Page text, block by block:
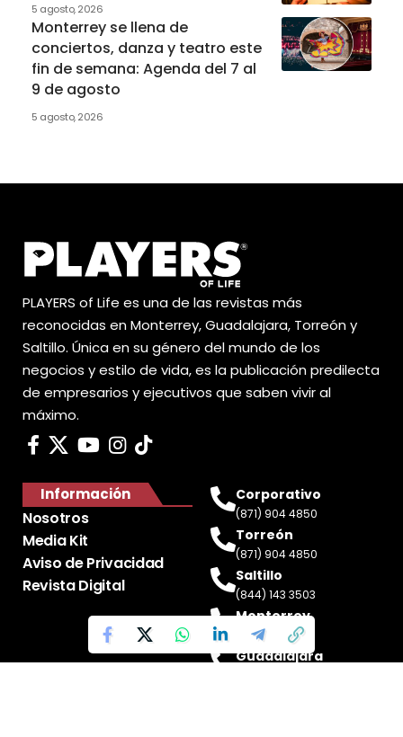
5 agosto, 2026
Monterrey se llena de
conciertos, danza y teatro este
fin de semana: Agenda del 7 al
9 de agosto
5 agosto, 2026
PLAYERS of Life es una de las revistas más
reconocidas en Monterrey, Guadalajara, Torreón y
Saltillo. Única en su género del mundo de los
negocios y estilo de vida, es la publicación predilecta
de empresarios y ejecutivos que saben vivir al
máximo.
Información
Nosotros
Media Kit
Aviso de Privacidad
Revista Digital
Corporativo
(871) 904 4850
Torreón
(871) 904 4850
Saltillo
(844) 143 3503
Monterrey
(81) 2188 0412
Guadalajara